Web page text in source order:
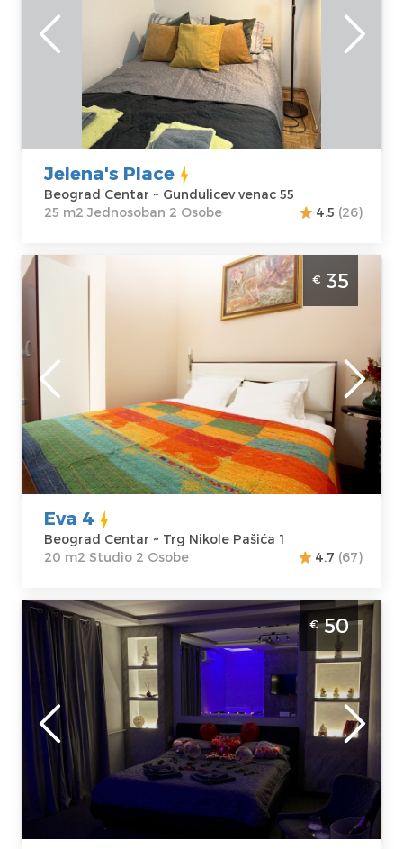
Lokacija:
Beograd Centar
Gundulicev
venac 55
40 €
Gosti:2
Kvadratura :25
m2
Struktura :
Jednosoban
Jelena's Place
Beograd Centar ~ Gundulicev venac 55
25 m2 Jednosoban 2 Osobe
4.5 (26)
Studio Apartman Eva 4 Beograd Centar
Beograd
Lokacija:
Beograd Centar
Adresa:
Nikole Pašića 1
Cena35 €
Gosti:2
Kvadratura :
m2
Struktura :
Studio
€ 35
Eva 4
Beograd Centar ~ Trg Nikole Pašića 1
20 m2 Studio 2 Osobe
4.7 (67)
Jednosoban Apartman Leon Beograd Novi
Beograd Apartman sa djakuzijem na
Novom Beogradu, za dve osobe
Beograd
Lokacija:
Beograd Novi
Beograd
Adresa:
Milutina
Milankovica 122
50 €
Gosti:2
Kvadratura :30
m2
Struktura :
Jednosoban
€50